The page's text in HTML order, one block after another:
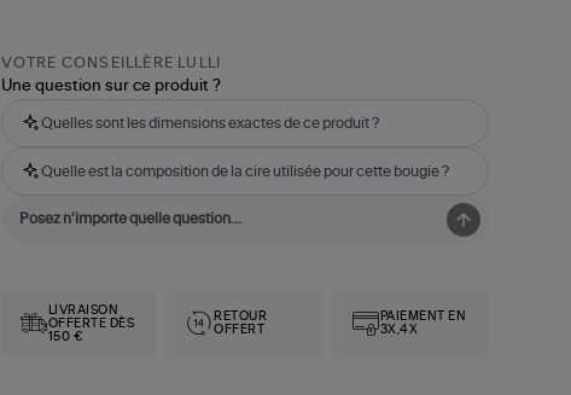
VOTRE CONSEILLÈRE LULLI
Une question sur ce produit ?
Quelles sont les dimensions exactes de ce produit ?
Quelle est la composition de la cire utilisée pour cette bougie ?
LIVRAISON
OFFERTE DÈS
150 €
RETOUR
OFFERT
PAIEMENT EN
3X,4X